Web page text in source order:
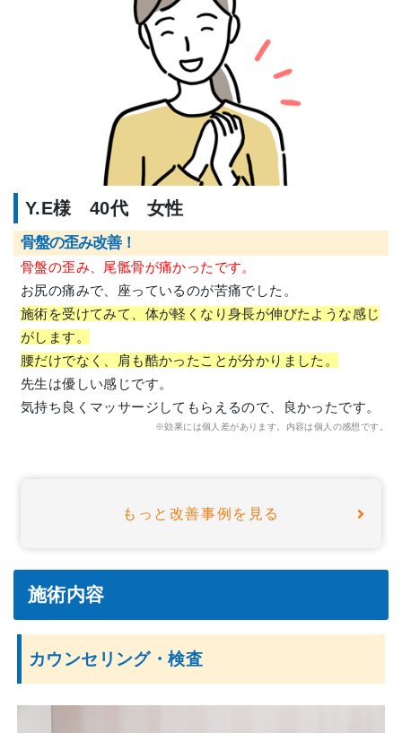
Y.E様 40代 女性
骨盤の歪み改善！
骨盤の歪み、尾骶骨が痛かったです。
お尻の痛みで、座っているのが苦痛でした。
施術を受けてみて、体が軽くなり身長が伸びたような感じ
がします。
腰だけでなく、肩も酷かったことが分かりました。
先生は優しい感じです。
気持ち良くマッサージしてもらえるので、良かったです。
※効果には個人差があります。内容は個人の感想です。
もっと改善事例を見る
施術内容
カウンセリング・検査